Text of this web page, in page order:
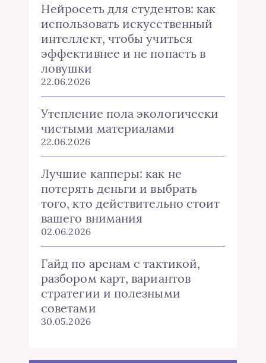
Нейросеть для студентов: как
использовать искусственный
интеллект, чтобы учиться
эффективнее и не попасть в
ловушки
22.06.2026
Утепление пола экологически
чистыми материалами
22.06.2026
Лучшие капперы: как не
потерять деньги и выбрать
того, кто действительно стоит
вашего внимания
02.06.2026
Гайд по аренам с тактикой,
разбором карт, вариантов
стратегии и полезными
советами
30.05.2026